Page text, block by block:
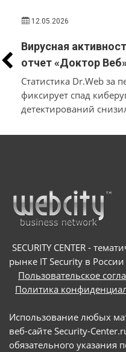
12.05.2026
Вирусная
отчет «Доктор
Статистика Dr.Web за
фиксирует спад
детектирований
конца прошлого года.
SECURITY CENTER -
рынке IT Security в России
Пользовательское
Политика
Использование любых
веб-сайте Security-
обязательного указания